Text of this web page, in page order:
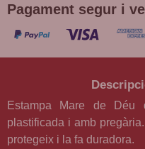
Pagament segur i
Estampa Mare de Déu
plastificada i amb
protegeix i la fa duradora.